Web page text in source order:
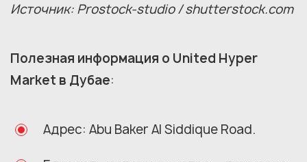
Источник: Prostock-studio / shutterstock.com
Полезная информация о United Hyper
Market в Дубае:
Адрес: Abu Baker Al Siddique Road.